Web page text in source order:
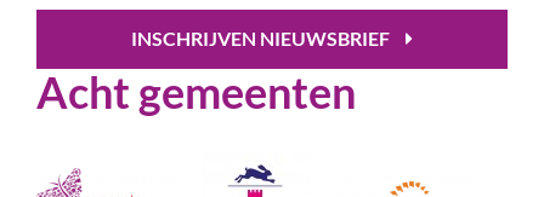
INSCHRIJVEN NIEUWSBRIEF
Acht gemeenten